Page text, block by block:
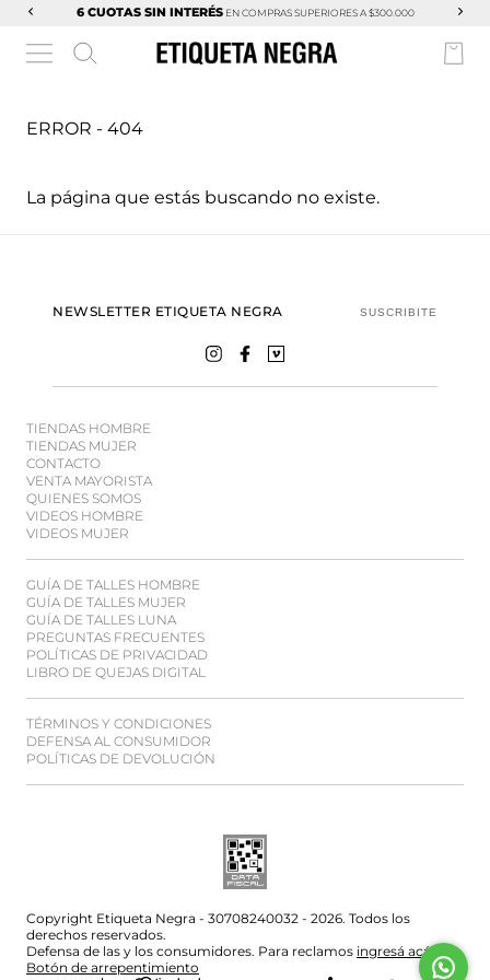
6 CUOTAS SIN INTERÉSEN COMPRAS SUPERIORES A $300.000
ERROR - 404
La página que estás buscando no existe.
TIENDAS HOMBRE
TIENDAS MUJER
CONTACTO
VENTA MAYORISTA
QUIENES SOMOS
VIDEOS HOMBRE
VIDEOS MUJER
GUÍA DE TALLES HOMBRE
GUÍA DE TALLES MUJER
GUÍA DE TALLES LUNA
PREGUNTAS FRECUENTES
POLÍTICAS DE PRIVACIDAD
LIBRO DE QUEJAS DIGITAL
TÉRMINOS Y CONDICIONES
DEFENSA AL CONSUMIDOR
POLÍTICAS DE DEVOLUCIÓN
NEWSLETTER ETIQUETA NEGRA SUSCRIBITE
Copyright Etiqueta Negra - 30708240032 - 2026. Todos los
derechos reservados.
Defensa de las y los consumidores. Para reclamos ingresá acá.
Botón de arrepentimiento